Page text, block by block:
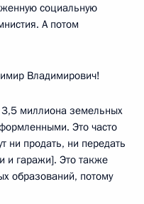
социальную
А потом
Владимирович!
миллиона земельных
Это часто
ни продать, ни передать
и гаражи]. Это также
образований, потому